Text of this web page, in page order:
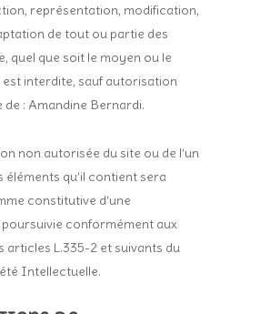
représentation, modification,
de tout ou partie des
quel que soit le moyen ou le
interdite, sauf autorisation
: Amandine Bernardi.
non autorisée du site ou de l’un
éléments qu’il contient sera
constitutive d’une
conformément aux
articles L.335-2 et suivants du
Intellectuelle.